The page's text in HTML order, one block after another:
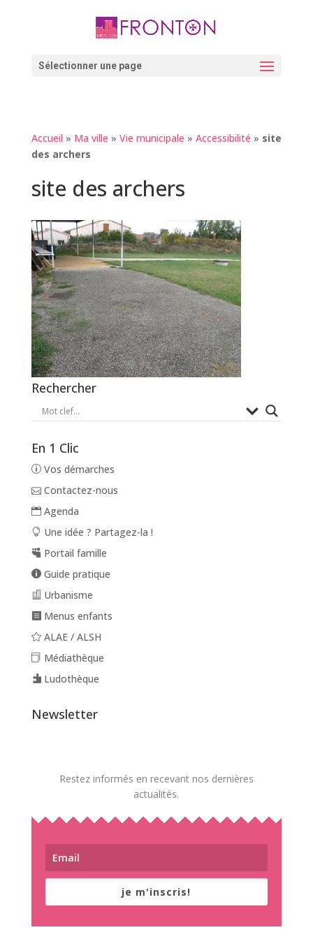
Sélectionner une page
Accueil » Ma ville » Vie municipale » Accessibilité » site
des archers
site des archers
Rechercher
En 1 Clic
Vos démarches
Contactez-nous
Agenda
Une idée ? Partagez-la !
Portail famille
Guide pratique
Urbanisme
Menus enfants
ALAE / ALSH
Médiathèque
Ludothèque
Newsletter
Restez informés en recevant nos dernières
actualités.
je m'inscris!